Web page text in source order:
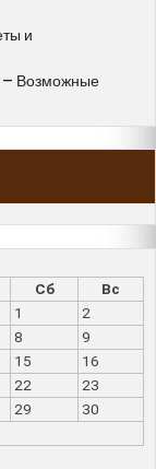
и
– Возможные
Сб
Вс
1
2
8
9
15
16
22
23
29
30